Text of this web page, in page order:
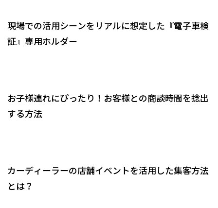
現場での活用シーンをリアルに想定した『電子車検
証』専用ホルダー
お子様連れにぴったり！お客様との商談時間を捻出
する方法
カーディーラーの店舗イベントを活用した集客方法
とは？